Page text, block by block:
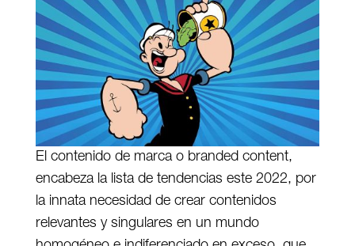
El contenido de marca o branded content,
encabeza la lista de tendencias este 2022, por
la innata necesidad de crear contenidos
relevantes y singulares en un mundo